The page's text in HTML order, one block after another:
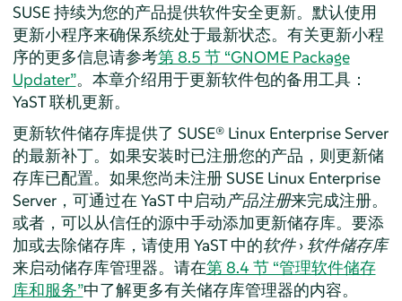
SUSE 持续为您的产品提供软件安全更新。默认使用
更新小程序来确保系统处于最新状态。有关更新小程
序的更多信息请参考第 8.5 节 “GNOME Package
Updater”。本章介绍用于更新软件包的备用工具：
YaST 联机更新。
更新软件储存库提供了 SUSE® Linux Enterprise Server
的最新补丁。 如果安装时已注册您的产品，则更新储
存库已配置。如果您尚未注册 SUSE Linux Enterprise
Server，可通过在 YaST 中启动产品注册来完成注册。
或者，可以从信任的源中手动添加更新储存库。要添
加或去除储存库，请使用 YaST 中的软件› 软件储存库
来启动储存库管理器。请在第 8.4 节 “管理软件储存
库和服务”中了解更多有关储存库管理器的内容。